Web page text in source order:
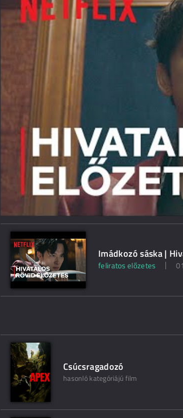
Imádkozó sáska |
feliratos előzetes
Csúcsragadozó
hasonló kategóriájú film